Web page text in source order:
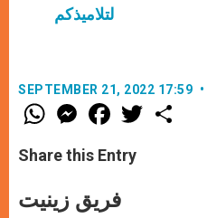
لتلاميذكم
SEPTEMBER 21, 2022 17:59
W
h
t
s
p
p
M
e
s
e
g
e
F
a
e
b
o
k
w
Share this Entry
فريق زينيت